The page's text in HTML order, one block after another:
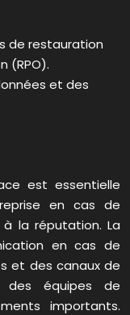
de restauration
(RPO).
et des
est essentielle
en cas de
la réputation. La
en cas de
et des canaux de
des équipes de
importants.